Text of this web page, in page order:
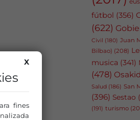
fútbol (356)
(622)
Civil (180) Juan
Bilbao) (208)
musica (341)
(478)
Salud (186) San
(396) Sestao
(191) turismo
X
fines